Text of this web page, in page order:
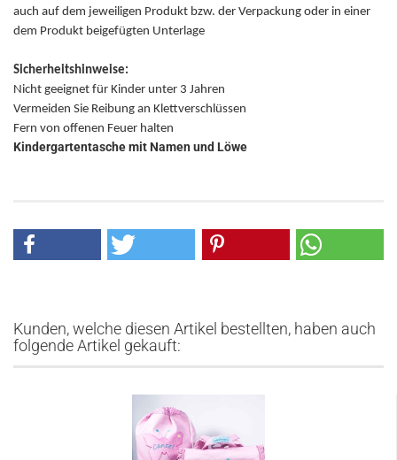
auch auf dem jeweiligen Produkt bzw. der Verpackung oder in einer
dem Produkt beigefügten Unterlage
Sicherheitshinweise:
Nicht geeignet für Kinder unter 3 Jahren
Vermeiden Sie Reibung an Klettverschlüssen
Fern von offenen Feuer halten
Kindergartentasche mit Namen und Löwe
Kunden, welche diesen Artikel bestellten, haben auch
folgende Artikel gekauft: